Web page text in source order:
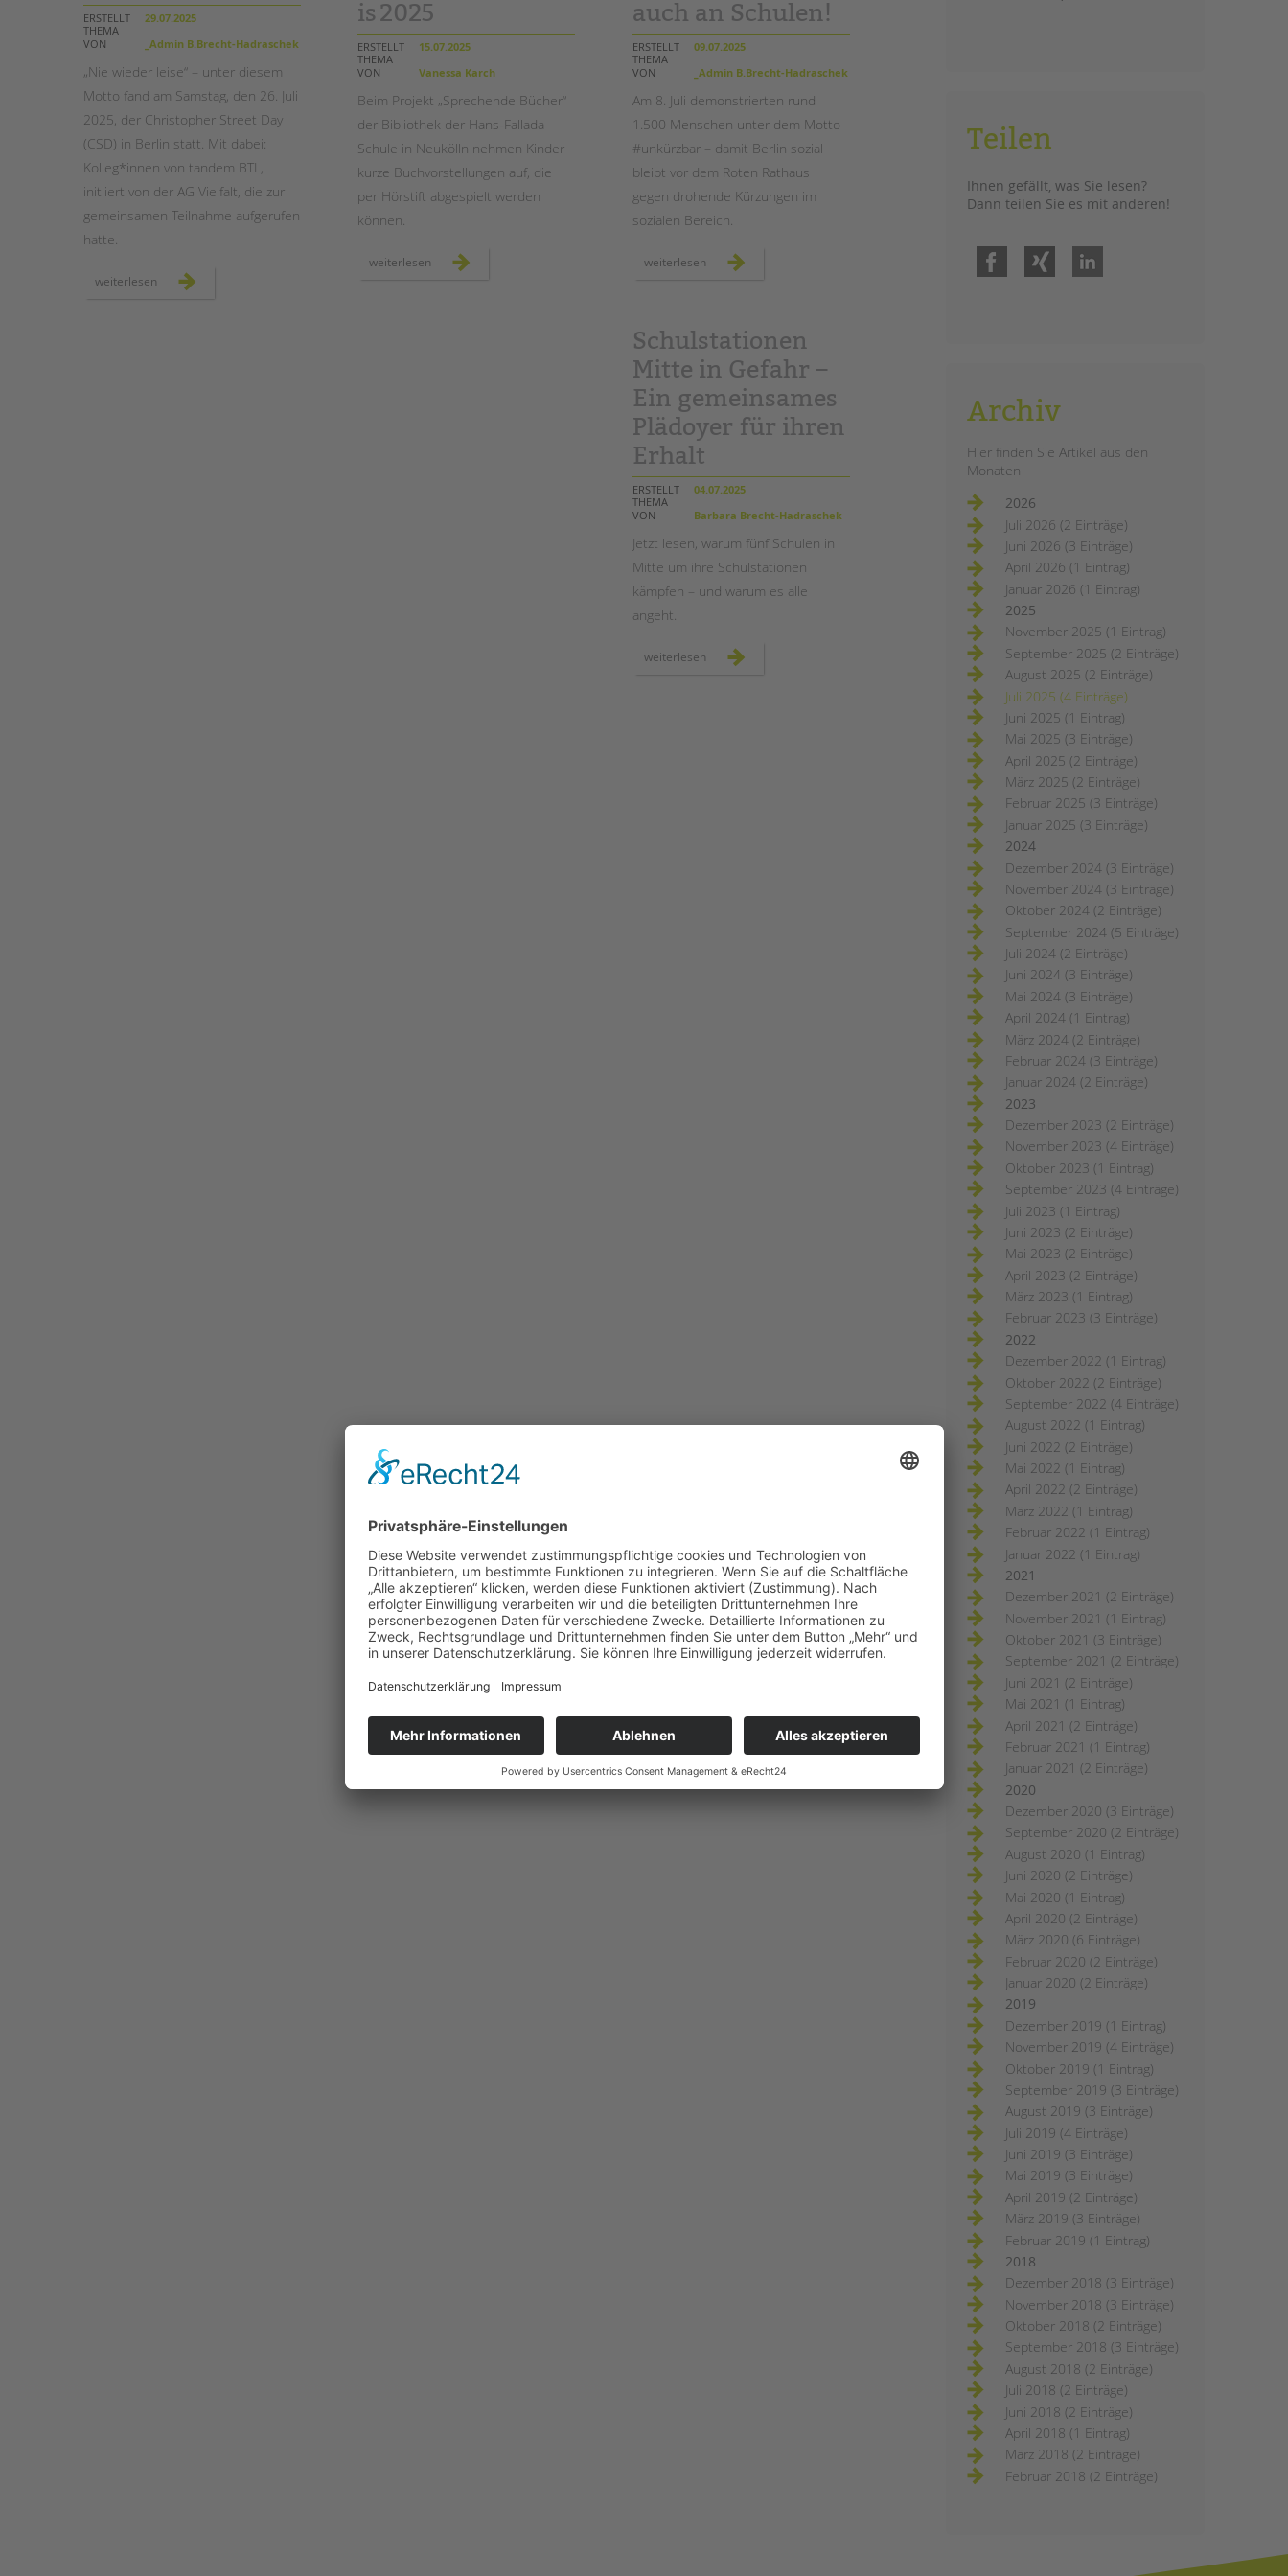
STADTTEILARBEIT
ERSTELLT
29.07.2025
THEMA
VON
_Admin B.Brecht-Hadraschek
„Nie wieder leise“ – unter diesem
Motto fand am Samstag, den 26. Juli
2025, der Christopher Street Day
(CSD) in Berlin statt. Mit dabei:
Kolleg*innen von tandem BTL,
initiiert von der AG Vielfalt, die zur
gemeinsamen Teilnahme aufgerufen
hatte.
weiterlesen rückblick
is 2025
ERSTELLT
15.07.2025
THEMA
VON
Vanessa Karch
Beim Projekt „Sprechende Bücher“
der Bibliothek der Hans‑Fallada-
Schule in Neukölln nehmen Kinder
kurze Buchvorstellungen auf, die
per Hörstift abgespielt werden
können.
weiterlesen wenn
bücher
auch an Schulen!
ERSTELLT
09.07.2025
THEMA
VON
_Admin B.Brecht-Hadraschek
Am 8. Juli demonstrierten rund
1.500 Menschen unter dem Motto
#unkürzbar – damit Berlin sozial
bleibt vor dem Roten Rathaus
gegen drohende Kürzungen im
sozialen Bereich.
weiterlesen demo
#unkürzbar:
sozialen
infrastruktur
–
auch
an
schulen!
Schulstationen
Mitte in Gefahr –
Ein gemeinsames
Plädoyer für ihren
Erhalt
ERSTELLT
04.07.2025
THEMA
VON
Barbara Brecht-Hadraschek
Jetzt lesen, warum fünf Schulen in
Mitte um ihre Schulstationen
kämpfen – und warum es alle
angeht.
weiterlesen schulstationen
Teilen
Ihnen gefällt, was Sie lesen?
Dann teilen Sie es mit anderen!
Facebook
Archiv
Hier finden Sie Artikel aus den
Monaten
2026
Juli 2026 (2 Einträge)
Juni 2026 (3 Einträge)
April 2026 (1 Eintrag)
Januar 2026 (1 Eintrag)
2025
November 2025 (1 Eintrag)
September 2025 (2 Einträge)
August 2025 (2 Einträge)
Juli 2025 (4 Einträge)
Juni 2025 (1 Eintrag)
Mai 2025 (3 Einträge)
April 2025 (2 Einträge)
März 2025 (2 Einträge)
Februar 2025 (3 Einträge)
Januar 2025 (3 Einträge)
2024
Dezember 2024 (3 Einträge)
November 2024 (3 Einträge)
Oktober 2024 (2 Einträge)
September 2024 (5 Einträge)
Juli 2024 (2 Einträge)
Juni 2024 (3 Einträge)
Mai 2024 (3 Einträge)
April 2024 (1 Eintrag)
März 2024 (2 Einträge)
Februar 2024 (3 Einträge)
Januar 2024 (2 Einträge)
2023
Dezember 2023 (2 Einträge)
November 2023 (4 Einträge)
Oktober 2023 (1 Eintrag)
September 2023 (4 Einträge)
Juli 2023 (1 Eintrag)
Juni 2023 (2 Einträge)
Mai 2023 (2 Einträge)
April 2023 (2 Einträge)
März 2023 (1 Eintrag)
Februar 2023 (3 Einträge)
2022
Dezember 2022 (1 Eintrag)
Oktober 2022 (2 Einträge)
September 2022 (4 Einträge)
August 2022 (1 Eintrag)
Juni 2022 (2 Einträge)
Mai 2022 (1 Eintrag)
April 2022 (2 Einträge)
März 2022 (1 Eintrag)
Februar 2022 (1 Eintrag)
Januar 2022 (1 Eintrag)
2021
Dezember 2021 (2 Einträge)
November 2021 (1 Eintrag)
Oktober 2021 (3 Einträge)
September 2021 (2 Einträge)
Juni 2021 (2 Einträge)
Mai 2021 (1 Eintrag)
April 2021 (2 Einträge)
Februar 2021 (1 Eintrag)
Januar 2021 (2 Einträge)
2020
Dezember 2020 (3 Einträge)
September 2020 (2 Einträge)
August 2020 (1 Eintrag)
Juni 2020 (2 Einträge)
Mai 2020 (1 Eintrag)
April 2020 (2 Einträge)
März 2020 (6 Einträge)
Februar 2020 (2 Einträge)
Januar 2020 (2 Einträge)
2019
Dezember 2019 (1 Eintrag)
November 2019 (4 Einträge)
Oktober 2019 (1 Eintrag)
September 2019 (3 Einträge)
August 2019 (3 Einträge)
Juli 2019 (4 Einträge)
Juni 2019 (3 Einträge)
Mai 2019 (3 Einträge)
April 2019 (2 Einträge)
März 2019 (3 Einträge)
Februar 2019 (1 Eintrag)
2018
Dezember 2018 (3 Einträge)
November 2018 (3 Einträge)
Oktober 2018 (2 Einträge)
September 2018 (3 Einträge)
August 2018 (2 Einträge)
Juli 2018 (2 Einträge)
Juni 2018 (2 Einträge)
April 2018 (1 Eintrag)
März 2018 (2 Einträge)
Februar 2018 (2 Einträge)